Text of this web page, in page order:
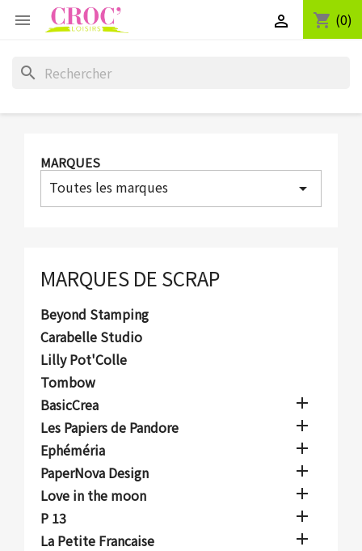
 shopping_cart (0)

search
MARQUES
Toutes les marques arrow_drop_down
MARQUES DE SCRAP
Beyond Stamping
Carabelle Studio
Lilly Pot'Colle
Tombow
BasicCrea

Les Papiers de Pandore

Ephéméria

PaperNova Design

Love in the moon

P 13

La Petite Francaise
